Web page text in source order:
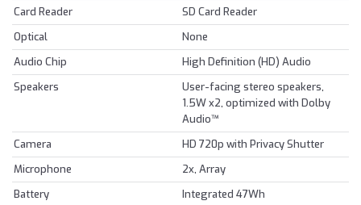
Card Reader
SD Card Reader
Optical
None
Audio Chip
High Definition (HD) Audio
Speakers
User-facing stereo speakers,
1.5W x2, optimized with Dolby
Audio™
Camera
HD 720p with Privacy Shutter
Microphone
2x, Array
Battery
Integrated 47Wh